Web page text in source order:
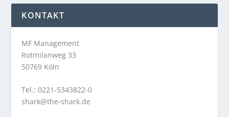
KONTAKT
MF Management
Rotmilanweg 33
50769 Köln
Tel.: 0221-5343822-0
shark@the-shark.de